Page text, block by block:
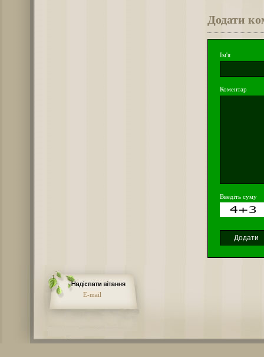
Додати
Ім'я
Коментар
Введіть суму
E-mail